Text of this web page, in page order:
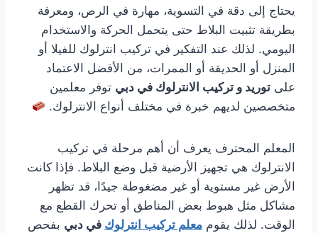
يحتاج إلى دقة في التسوية، مهارة في الرص، ومعرفة
بطريقة تثبيت البلاط حتى يتحمل الحركة والاستخدام
اليومي. لذلك عند التفكير في تركيب انترلوك للفيلا أو
المنزل أو الحديقة أو الممرات، من الأفضل الاعتماد
على توريد و تركيب الانترلوك في دبي توفر معلمين
متخصصين لديهم خبرة في مختلف أنواع الانترلوك.
المعلم المحترف يعرف أن أهم مرحلة في تركيب
الانترلوك هي تجهيز الأرضية قبل وضع البلاط. فإذا كانت
الأرض غير مستوية أو غير مضغوطة جيدًا، قد تظهر
مشاكل مثل هبوط بعض المناطق أو تحرك القطع مع
الوقت. لذلك يقوم معلم تركيب انترلوك في دبي بفحص